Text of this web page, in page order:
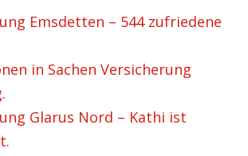
Emsdetten – 544 zufriedene
in Sachen Versicherung
Glarus Nord – Kathi ist